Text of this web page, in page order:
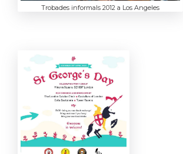
Trobades informals 2012 a Los Angeles